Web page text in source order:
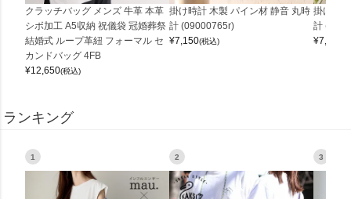
クラッチバッグ メンズ 牛革 本革
シボ加工 A5収納 祝儀袋 冠婚葬祭
結婚式 ループ革紐 フォーマル セ
カンドバッグ 4FB
¥12,650(税込)
掛け時計 木製 パイン材 静音 丸時
計 (09000765r)
¥7,150(税込)
掛け時
計
¥7,150
ランキング
1 2 3